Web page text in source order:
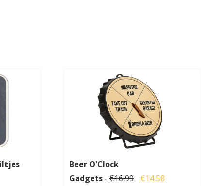
Beer O'Clock
Gadgets -€16,99 €14,58